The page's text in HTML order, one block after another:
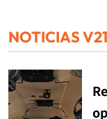
NOTICIAS V21